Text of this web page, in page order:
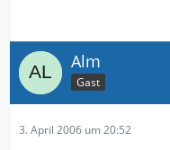
Alm
Gast
3. April 2006 um 20:52